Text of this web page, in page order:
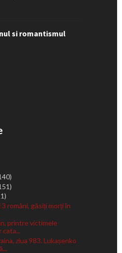
si romantismul
români, găsiți morți în
printre victimele
cata...
ziua 983. Lukașenko